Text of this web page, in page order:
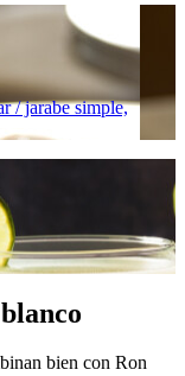
/ jarabe simple,
bien con Ron